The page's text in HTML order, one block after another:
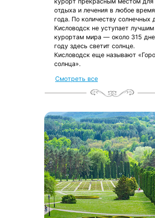
отдыха и лечения в любое время
года. По количеству солнечных
Кисловодск не уступает лучшим
курортам мира — около 315
году здесь светит солнце.
Кисловодск еще называют
солнца».
Смотреть все